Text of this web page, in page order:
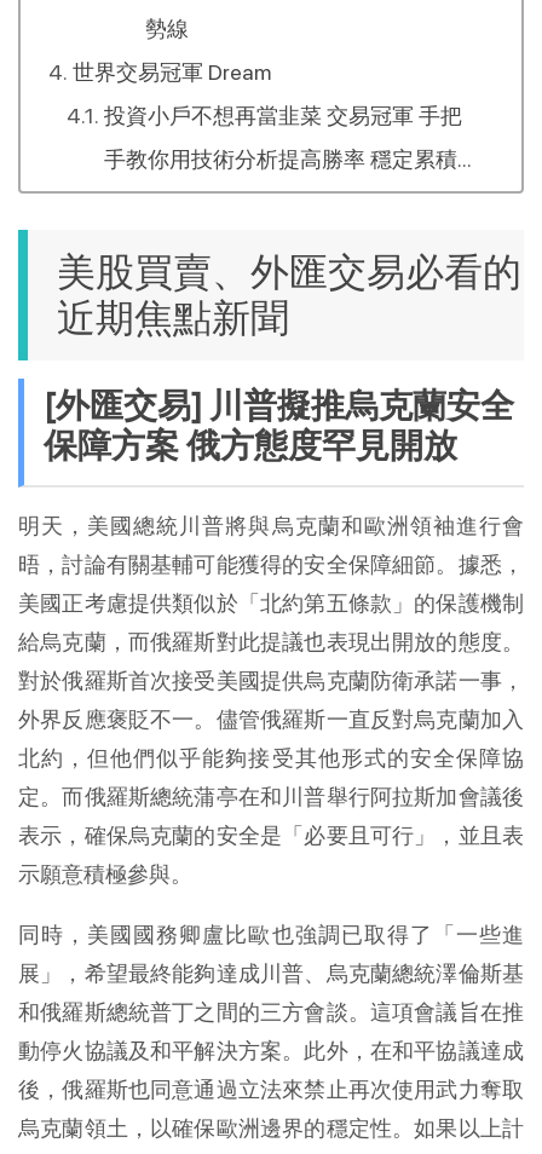
勢線
世界交易冠軍 Dream
投資小戶不想再當韭菜 交易冠軍 手把
手教你用技術分析提高勝率 穩定累積
幣，一本搞定
美股買賣、外匯交易必看的
近期焦點新聞
[外匯交易] 川普擬推烏克蘭安全
保障方案 俄方態度罕見開放
明天，美國總統川普將與烏克蘭和歐洲領袖進行會
晤，討論有關基輔可能獲得的安全保障細節。據悉，
美國正考慮提供類似於「北約第五條款」的保護機制
給烏克蘭，而俄羅斯對此提議也表現出開放的態度。
對於俄羅斯首次接受美國提供烏克蘭防衛承諾一事，
外界反應褒貶不一。儘管俄羅斯一直反對烏克蘭加入
北約，但他們似乎能夠接受其他形式的安全保障協
定。而俄羅斯總統蒲亭在和川普舉行阿拉斯加會議後
表示，確保烏克蘭的安全是「必要且可行」，並且表
示願意積極參與。
同時，美國國務卿盧比歐也強調已取得了「一些進
展」，希望最終能夠達成川普、烏克蘭總統澤倫斯基
和俄羅斯總統普丁之間的三方會談。這項會議旨在推
動停火協議及和平解決方案。此外，在和平協議達成
後，俄羅斯也同意通過立法來禁止再次使用武力奪取
烏克蘭領土，以確保歐洲邊界的穩定性。如果以上計